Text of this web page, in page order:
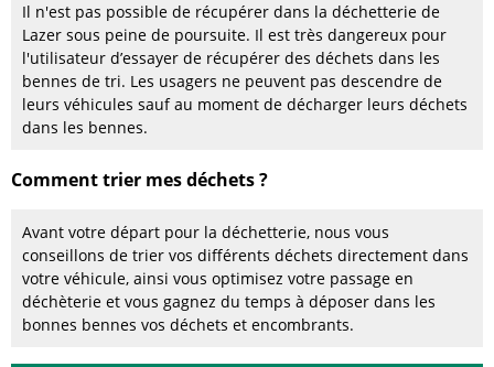
Il n'est pas possible de récupérer dans la déchetterie de
Lazer sous peine de poursuite. Il est très dangereux pour
l'utilisateur d’essayer de récupérer des déchets dans les
bennes de tri. Les usagers ne peuvent pas descendre de
leurs véhicules sauf au moment de décharger leurs déchets
dans les bennes.
Comment trier mes déchets ?
Avant votre départ pour la déchetterie, nous vous
conseillons de trier vos différents déchets directement dans
votre véhicule, ainsi vous optimisez votre passage en
déchèterie et vous gagnez du temps à déposer dans les
bonnes bennes vos déchets et encombrants.